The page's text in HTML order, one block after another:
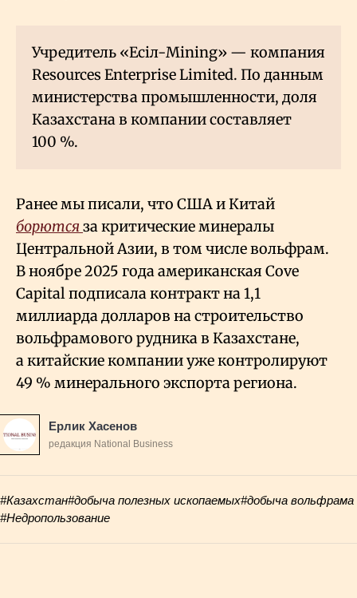
Учредитель «Есiл-Mining» — компания
Resources Enterprise Limited. По данным
министерства промышленности, доля
Казахстана в компании составляет
100 %.
Ранее мы писали, что США и Китай
борются за критические минералы
Центральной Азии, в том числе вольфрам.
В ноябре 2025 года американская Cove
Capital подписала контракт на 1,1
миллиарда долларов на строительство
вольфрамового рудника в Казахстане,
а китайские компании уже контролируют
49 % минерального экспорта региона.
Ерлик Хасенов
редакция National Business
#Казахстан#добыча полезных ископаемых#добыча вольфрама
#Недропользование